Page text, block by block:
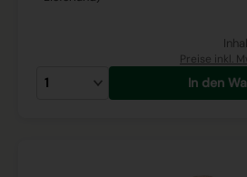
Preise inkl.
In den